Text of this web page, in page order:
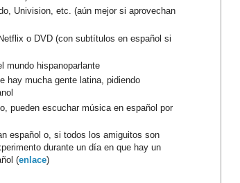
Univision, etc. (aún mejor si aprovechan
o DVD (con subtítulos en español si
mundo hispanoparlante
hay mucha gente latina, pidiendo
pueden escuchar música en español por
español o, si todos los amiguitos son
durante un día en que hay un
(enlace)